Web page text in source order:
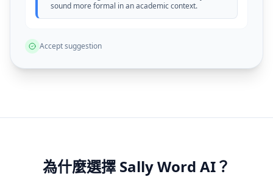
sound more formal in an academic context.
Accept suggestion
為什麼選擇 Sally Word AI？